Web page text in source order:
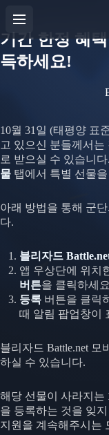
기간 한정 혜
득하세요!
10월 31일 (태평양 표
고 있으신 분들께서는
로 받으실 수 있습니
물 탭에서 특별 선물
아래 방법을 통해 군
다.
블리자드
앱 우상단에 위치
버튼을 클릭하세
등록 버튼을 클릭
때 알림 팝업창이
블리자드 Battle.net
하실 수 있습니다.
해당 선물이 사라지는
을 등록하는 것을 잊
지원을 계속해주시는